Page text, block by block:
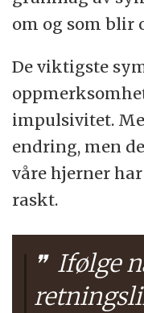
om og som blir
De viktigste
impulsivitet.
endring, men
våre hjerner
raskt.
Ifølge